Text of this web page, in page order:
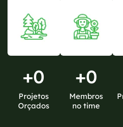
+0
Projetos
Orçados
+0
Membros
no time